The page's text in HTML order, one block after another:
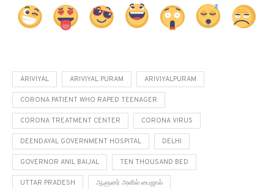
ARIVIYAL ARIVIYAL PURAM ARIVIYALPURAM
CORONA PATIENT WHO RAPED TEENAGER
CORONA TREATMENT CENTER CORONA VIRUS
DEENDAYAL GOVERNMENT HOSPITAL DELHI
GOVERNOR ANIL BAIJAL TEN THOUSAND BED
UTTAR PRADESH ஆளுனர் அனில் பைஜால்